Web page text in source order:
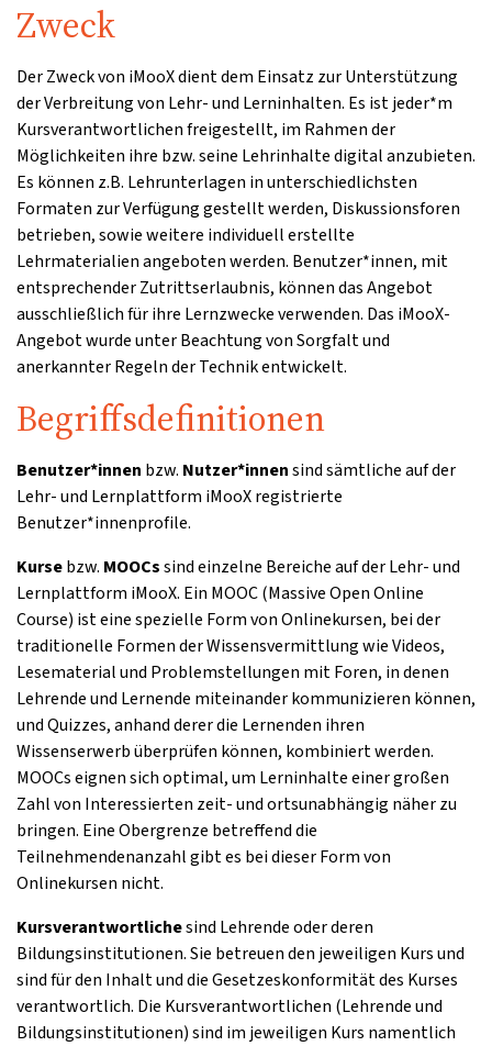
Zweck
Der Zweck von iMooX dient dem Einsatz zur Unterstützung
der Verbreitung von Lehr- und Lerninhalten. Es ist jeder*m
Kursverantwortlichen freigestellt, im Rahmen der
Möglichkeiten ihre bzw. seine Lehrinhalte digital anzubieten.
Es können z.B. Lehrunterlagen in unterschiedlichsten
Formaten zur Verfügung gestellt werden, Diskussionsforen
betrieben, sowie weitere individuell erstellte
Lehrmaterialien angeboten werden. Benutzer*innen, mit
entsprechender Zutrittserlaubnis, können das Angebot
ausschließlich für ihre Lernzwecke verwenden. Das iMooX-
Angebot wurde unter Beachtung von Sorgfalt und
anerkannter Regeln der Technik entwickelt.
Begriffsdefinitionen
Benutzer*innen bzw. Nutzer*innensind sämtliche auf der
Lehr- und Lernplattform iMooX registrierte
Benutzer*innenprofile.
Kursebzw. MOOCssind einzelne Bereiche auf der Lehr- und
Lernplattform iMooX. Ein MOOC (Massive Open Online
Course) ist eine spezielle Form von Onlinekursen, bei der
traditionelle Formen der Wissensvermittlung wie Videos,
Lesematerial und Problemstellungen mit Foren, in denen
Lehrende und Lernende miteinander kommunizieren können,
und Quizzes, anhand derer die Lernenden ihren
Wissenserwerb überprüfen können, kombiniert werden.
MOOCs eignen sich optimal, um Lerninhalte einer großen
Zahl von Interessierten zeit- und ortsunabhängig näher zu
bringen. Eine Obergrenze betreffend die
Teilnehmendenanzahl gibt es bei dieser Form von
Onlinekursen nicht.
Kursverantwortlichesind Lehrende oder deren
Bildungsinstitutionen. Sie betreuen den jeweiligen Kurs und
sind für den Inhalt und die Gesetzeskonformität des Kurses
verantwortlich. Die Kursverantwortlichen (Lehrende und
Bildungsinstitutionen) sind im jeweiligen Kurs namentlich